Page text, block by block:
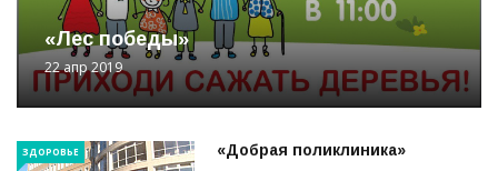
«Лес победы»
22 апр 2019
ЗДОРОВЬЕ «Добрая поликлиника»